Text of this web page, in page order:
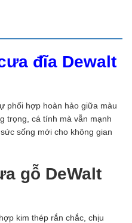
đĩa Dewalt
phối hợp hoàn hảo giữa màu
trọng, cá tính mà vẫn mạnh
sống mới cho không gian
gỗ DeWalt
kim thép rắn chắc, chịu